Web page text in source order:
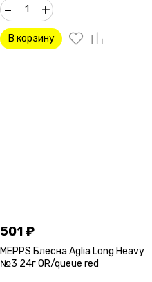
– +
В корзину
501₽
MEPPS Блесна Aglia Long Heavy
№3 24г OR/queue red